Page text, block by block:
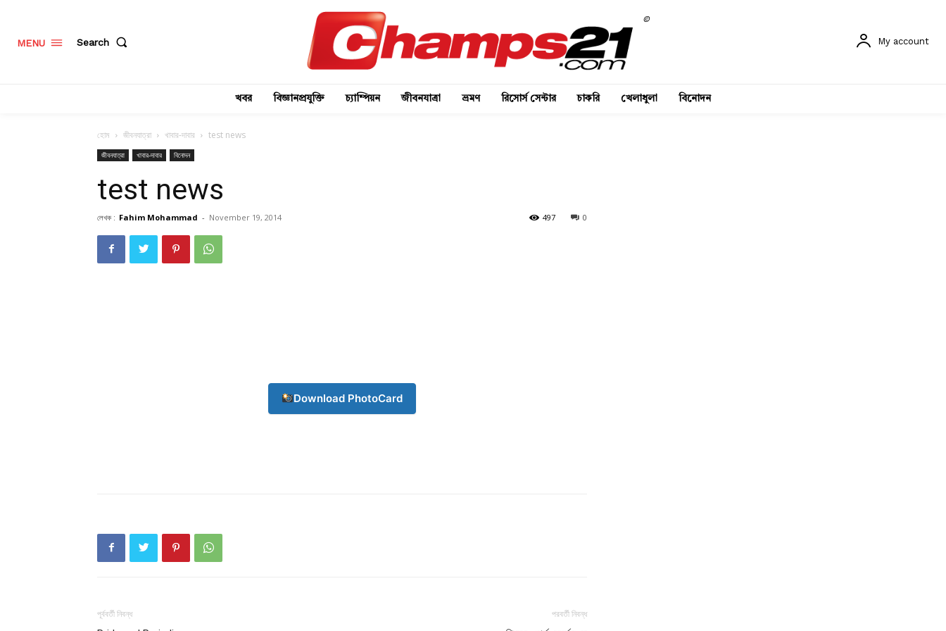
MENU Search
©
My account
খবর বিজ্ঞানপ্রযুক্তি চ্যাম্পিয়ন জীবনযাত্রা ভ্রমণ রিসোর্স সেন্টার চাকরি খেলাধুলা বিনোদন
হোম জীবনযাত্রা খাবার-দাবার test news
জীবনযাত্রা খাবার-দাবার বিনোদন
test news
লেখক : Fahim Mohammad - November 19, 2014 0
497
Download PhotoCard
পূর্ববর্তী নিবন্ধ পরবর্তী নিবন্ধ